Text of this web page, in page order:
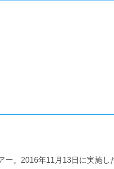
。2016年11月13日に実施し